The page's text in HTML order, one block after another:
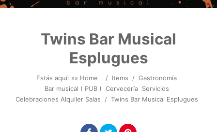
Twins Bar Musical
Esplugues
Estás aquí: »» Home / Items / Gastronomía
Bar musical ( PUB ) Cervecería Servicios
Celebraciones Alquiler Salas / Twins Bar Musical Esplugues